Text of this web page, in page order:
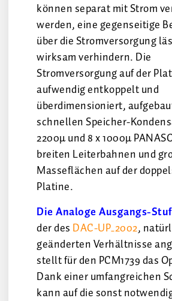
können separat mit Strom
werden, eine gegenseitige
über die Stromversorgung
wirksam verhindern. Die
Stromversorgung auf der
aufwendig entkoppelt und
überdimensioniert,
schnellen Speicher-
2200µ und 8 x 1000µ
breiten Leiterbahnen und
Masseflächen auf der
Platine.
Die Analoge Ausgangs-
der des DAC-UP_2002,
geänderten Verhältnisse
stellt für den PCM1739 das
Dank einer umfangreichen
kann auf die sonst